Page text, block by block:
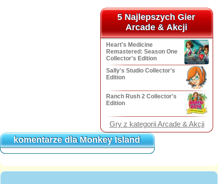
5 Najlepszych Gier
5 Najlepszych Gier
Arcade & Akcji
Arcade & Akcji
Heart's Medicine
Remastered: Season One
Collector's Edition
Sally's Studio Collector's
Edition
Ranch Rush 2 Collector's
Edition
Gry z kategorii Arcade & Akcji
komentarze dla Monkey Island
komentarze dla Monkey Island